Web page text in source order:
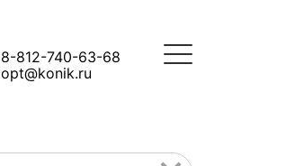
8-812-740-63-68
opt@konik.ru